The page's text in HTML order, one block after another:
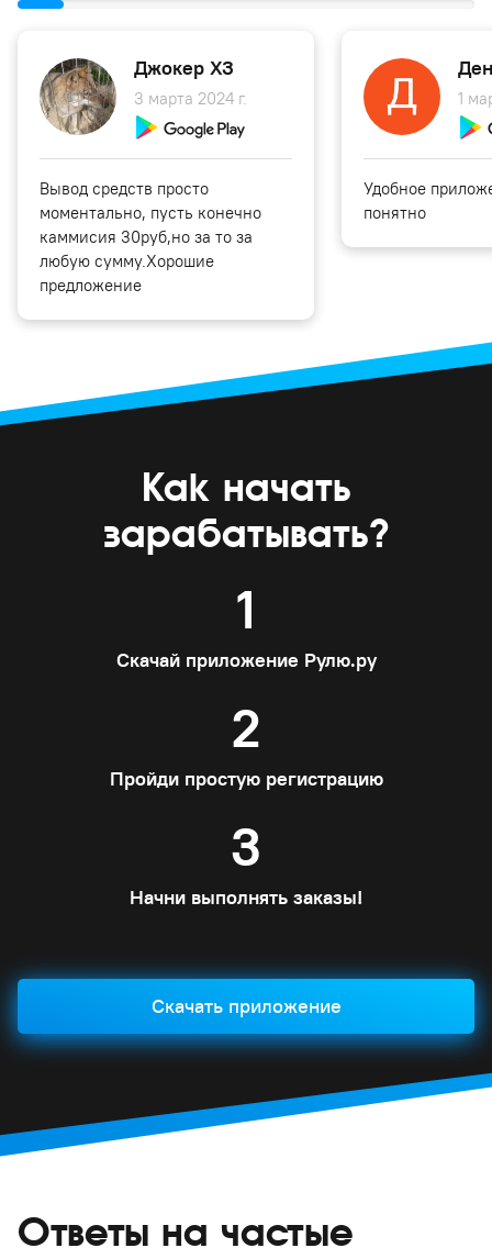
Джокер ХЗ
3 марта 2024 г.
Вывод средств просто
моментально, пусть конечно
каммисия 30руб,но за то за
любую сумму.Хорошие
предложение
1
Удобное
понятно
Как начать
зарабатывать?
1
Скачай приложение Рулю.ру
2
Пройди простую регистрацию
3
Начни выполнять заказы!
Скачать приложение
Ответы на частые